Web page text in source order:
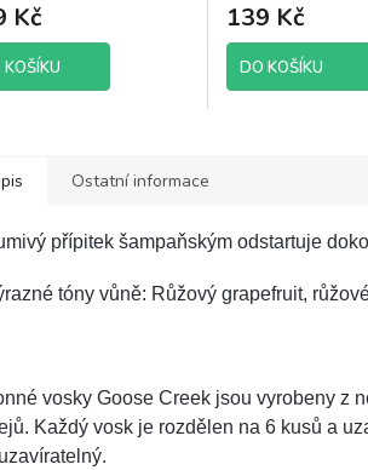
Kč 139 Kč
DO KOŠÍKU
Ostatní informace
přípitek šampaňským odstartuje
tóny vůně: Růžový grapefruit,
vosky Goose Creek jsou vyrobeny z
Každý vosk je rozdělen na 6 kusů a